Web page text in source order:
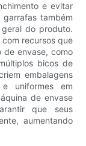
e evitar
garrafas também
do produto.
recursos que
de envase, como
bicos de
embalagens
e uniformes em
de envase
que seus
aumentando